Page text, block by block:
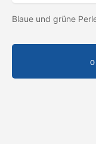
Blaue und grüne